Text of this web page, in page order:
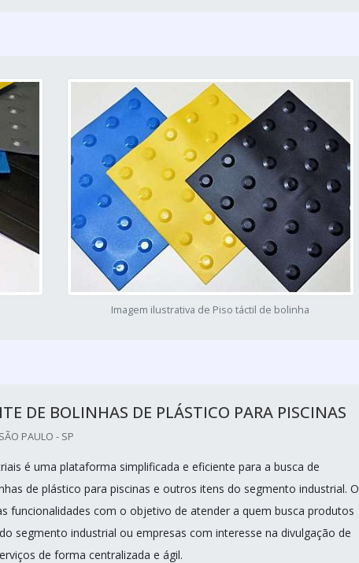
Imagem ilustrativa de Piso táctil de bolinha
DE BOLINHAS DE PLÁSTICO PARA PISCINAS
PAULO - SP
é uma plataforma simplificada e eficiente para a busca de
de plástico para piscinas e outros itens do segmento industrial. O
funcionalidades com o objetivo de atender a quem busca produtos
segmento industrial ou empresas com interesse na divulgação de
de forma centralizada e ágil.